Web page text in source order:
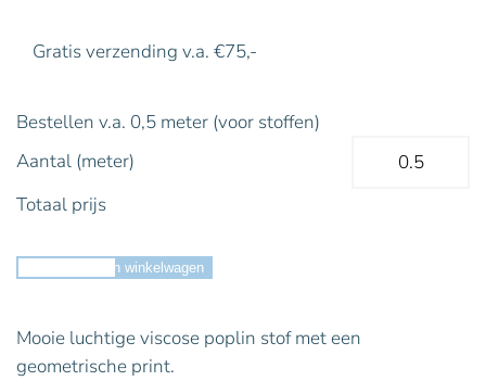
Gratis verzending v.a. €75,-
Bestellen v.a. 0,5 meter (voor stoffen)
Aantal (meter)
Totaal prijs
Toevoegen aan winkelwagen
Mooie luchtige viscose poplin stof met een
geometrische print.